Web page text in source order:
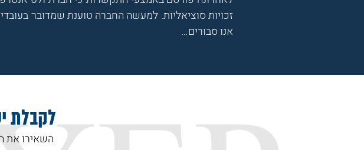
זכויות סוציאליות. למעשה החברה טוענת שמדובר
אנו סבורים…
לקבלת
השאירו את